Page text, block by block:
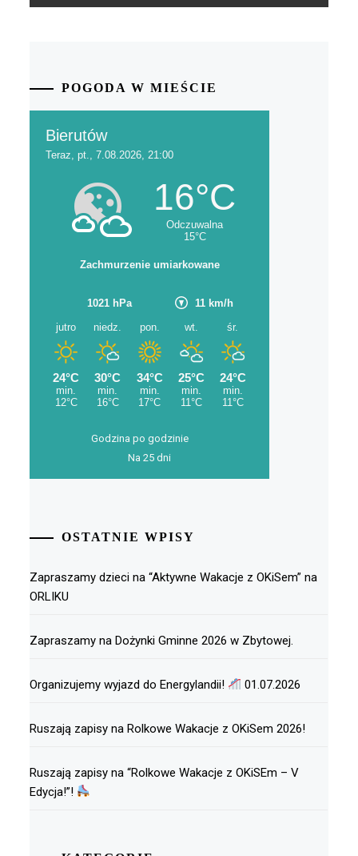
POGODA W MIEŚCIE
Godzina po godzinie
Na 25 dni
OSTATNIE WPISY
Zapraszamy dzieci na “Aktywne Wakacje z OKiSem” na
ORLIKU
Zapraszamy na Dożynki Gminne 2026 w Zbytowej.
Organizujemy wyjazd do Energylandii! 01.07.2026
Ruszają zapisy na Rolkowe Wakacje z OKiSem 2026!
Ruszają zapisy na “Rolkowe Wakacje z OKiSEm – V
Edycja!”!